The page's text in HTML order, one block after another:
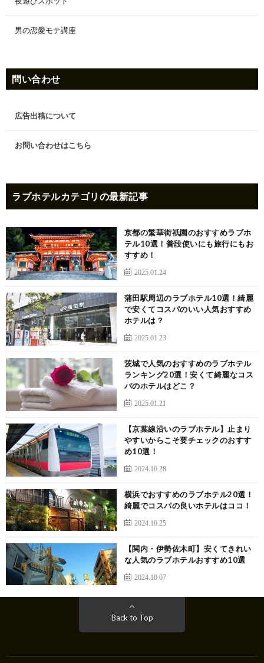
男の恋愛モテ講座
問い合わせ
広告出稿について
お問い合わせはこちら
ラブホテルカテゴリの最新記事
京都の繁華街祇園のおすすめラブホ
テル10選！普段使いにも旅行にもお
すすめ！
2025.01.24
蒲田駅周辺のラブホテル10選！綺麗
で安くてコスパのいい人気おすすめ
ホテルは？
2025.01.23
茨城で人気のおすすめのラブホテル
ランキング20選！安くて綺麗なコス
パのホテルはどこ？
2025.01.21
【京葉線沿いのラブホテル】止まり
やすいからこそ要チェックのおすす
め10選！
2024.10.28
横浜でおすすめのラブホテル20選！
綺麗でコスパの良いホテルはココ！
2024.10.25
【関内・伊勢佐木町】安くてきれい
な人気のラブホテルおすすめ10選
2024.10.07
Back to Top